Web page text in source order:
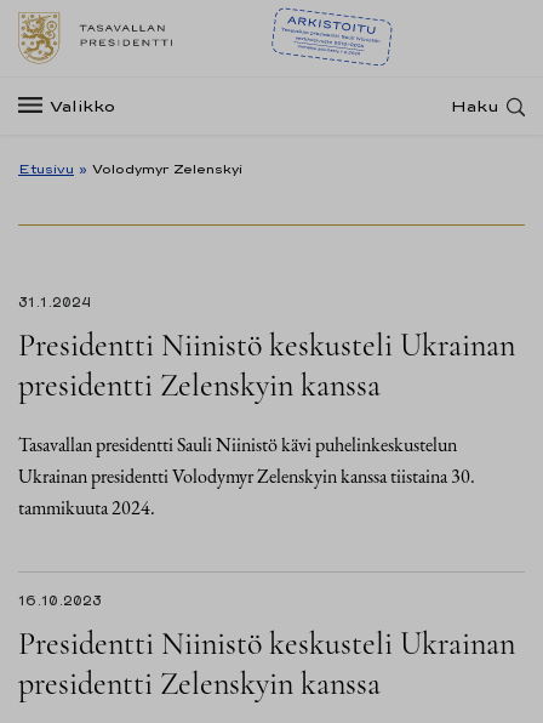
Valikko Haku
Etusivu » Volodymyr Zelenskyi
31.1.2024
Presidentti Niinistö keskusteli Ukrainan
presidentti Zelenskyin kanssa
Tasavallan presidentti Sauli Niinistö kävi puhelinkeskustelun
Ukrainan presidentti Volodymyr Zelenskyin kanssa tiistaina 30.
tammikuuta 2024.
16.10.2023
Presidentti Niinistö keskusteli Ukrainan
presidentti Zelenskyin kanssa